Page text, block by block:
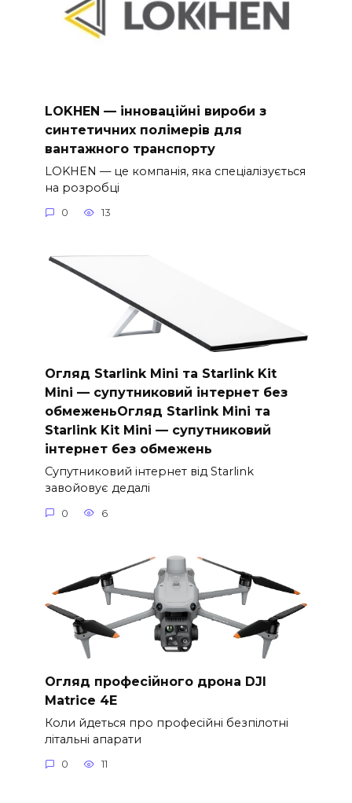
LOKHEN — інноваційні вироби з
синтетичних полімерів для
вантажного транспорту
LOKHEN — це компанія, яка спеціалізується
на розробці
0 13
Огляд Starlink Mini та Starlink Kit
Mini — супутниковий інтернет без
обмеженьОгляд Starlink Mini та
Starlink Kit Mini — супутниковий
інтернет без обмежень
Супутниковий інтернет від Starlink
завойовує дедалі
0 6
Огляд професійного дрона DJI
Matrice 4E
Коли йдеться про професійні безпілотні
літальні апарати
0 11